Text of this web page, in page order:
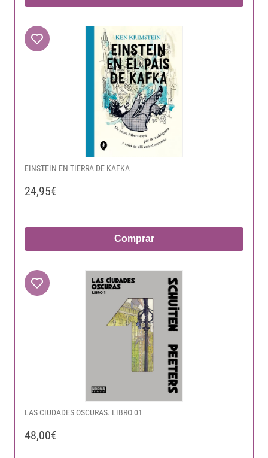
EINSTEIN EN TIERRA DE KAFKA
24,95€
Comprar
LAS CIUDADES OSCURAS. LIBRO 01
48,00€